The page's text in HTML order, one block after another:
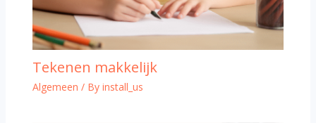
Tekenen makkelijk
Algemeen / By install_us